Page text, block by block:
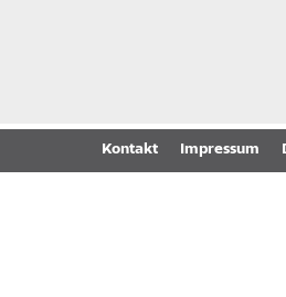
Kontakt Impressum